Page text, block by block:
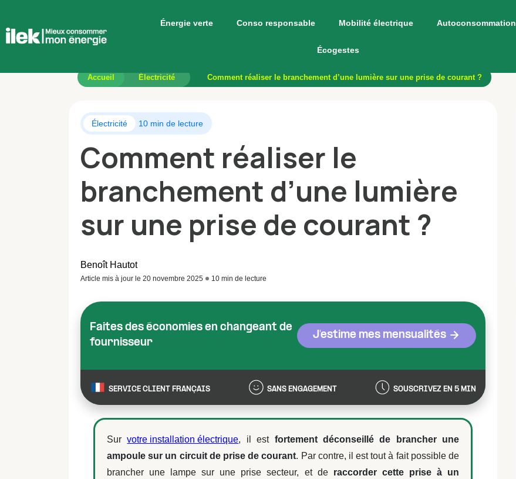
Énergie verte Conso responsable Mobilité électrique Autoconsommation
Écogestes
Accueil Électricité Comment réaliser le branchement d’une lumière sur une prise de courant ?
Électricité 10 min de lecture
Comment réaliser le
branchement d’une lumière
sur une prise de courant ?
Benoît Hautot
Article mis à jour le 20 novembre 2025 10 min de lecture
Faites des économies en changeant de
fournisseur
J'estime mes mensualités
SERVICE CLIENT FRANÇAIS SANS ENGAGEMENT SOUSCRIVEZ EN 5 MIN
Survotre installation électrique, il est fortement déconseillé de brancher une
ampoule sur un circuit de prise de courant. Par contre, il est tout à fait possible de
brancher une lampe sur une prise secteur, et de raccorder cette prise à un